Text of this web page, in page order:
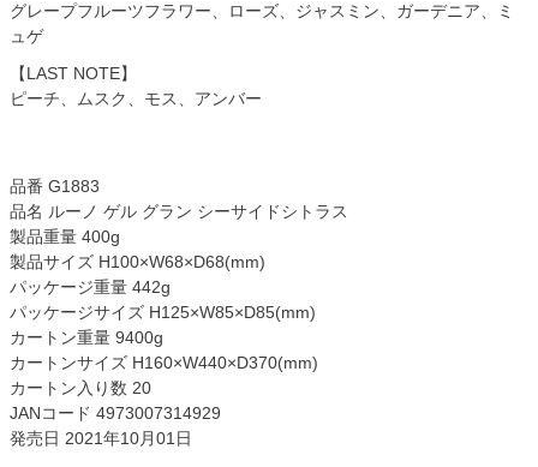
グレープフルーツフラワー、ローズ、ジャスミン、ガーデニア、ミ
ュゲ
【LAST NOTE】
ピーチ、ムスク、モス、アンバー
品番 G1883
品名 ルーノ ゲル グラン シーサイドシトラス
製品重量 400g
製品サイズ H100×W68×D68(mm)
パッケージ重量 442g
パッケージサイズ H125×W85×D85(mm)
カートン重量 9400g
カートンサイズ H160×W440×D370(mm)
カートン入り数 20
JANコード 4973007314929
発売日 2021年10月01日